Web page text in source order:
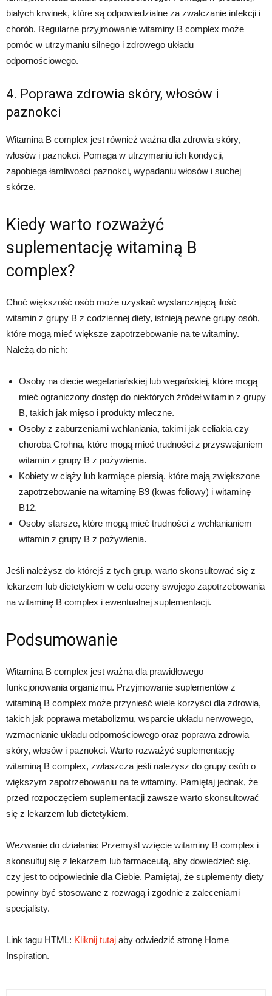
białych krwinek, które są odpowiedzialne za zwalczanie infekcji i
chorób. Regularne przyjmowanie witaminy B complex może
pomóc w utrzymaniu silnego i zdrowego układu
odpornościowego.
4. Poprawa zdrowia skóry, włosów i
paznokci
Witamina B complex jest również ważna dla zdrowia skóry,
włosów i paznokci. Pomaga w utrzymaniu ich kondycji,
zapobiega łamliwości paznokci, wypadaniu włosów i suchej
skórze.
Kiedy warto rozważyć
suplementację witaminą B
complex?
Choć większość osób może uzyskać wystarczającą ilość
witamin z grupy B z codziennej diety, istnieją pewne grupy osób,
które mogą mieć większe zapotrzebowanie na te witaminy.
Należą do nich:
Osoby na diecie wegetariańskiej lub wegańskiej, które mogą
mieć ograniczony dostęp do niektórych źródeł witamin z grupy
B, takich jak mięso i produkty mleczne.
Osoby z zaburzeniami wchłaniania, takimi jak celiakia czy
choroba Crohna, które mogą mieć trudności z przyswajaniem
witamin z grupy B z pożywienia.
Kobiety w ciąży lub karmiące piersią, które mają zwiększone
zapotrzebowanie na witaminę B9 (kwas foliowy) i witaminę
B12.
Osoby starsze, które mogą mieć trudności z wchłanianiem
witamin z grupy B z pożywienia.
Jeśli należysz do którejś z tych grup, warto skonsultować się z
lekarzem lub dietetykiem w celu oceny swojego zapotrzebowania
na witaminę B complex i ewentualnej suplementacji.
Podsumowanie
Witamina B complex jest ważna dla prawidłowego
funkcjonowania organizmu. Przyjmowanie suplementów z
witaminą B complex może przynieść wiele korzyści dla zdrowia,
takich jak poprawa metabolizmu, wsparcie układu nerwowego,
wzmacnianie układu odpornościowego oraz poprawa zdrowia
skóry, włosów i paznokci. Warto rozważyć suplementację
witaminą B complex, zwłaszcza jeśli należysz do grupy osób o
większym zapotrzebowaniu na te witaminy. Pamiętaj jednak, że
przed rozpoczęciem suplementacji zawsze warto skonsultować
się z lekarzem lub dietetykiem.
Wezwanie do działania: Przemyśl wzięcie witaminy B complex i
skonsultuj się z lekarzem lub farmaceutą, aby dowiedzieć się,
czy jest to odpowiednie dla Ciebie. Pamiętaj, że suplementy diety
powinny być stosowane z rozwagą i zgodnie z zaleceniami
specjalisty.
Link tagu HTML: Kliknij tutaj aby odwiedzić stronę Home
Inspiration.